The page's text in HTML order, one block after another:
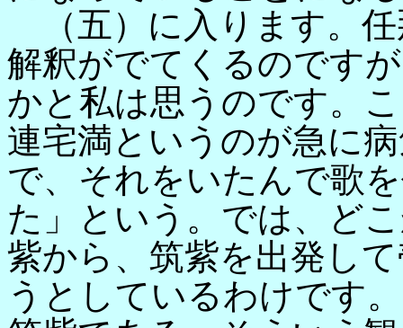
（五）に入ります。
解釈がでてくるのです
かと私は思うのです。
連宅満というのが急に
で、それをいたんで歌
た」という。では、ど
紫から、筑紫を出発し
うとしているわけです